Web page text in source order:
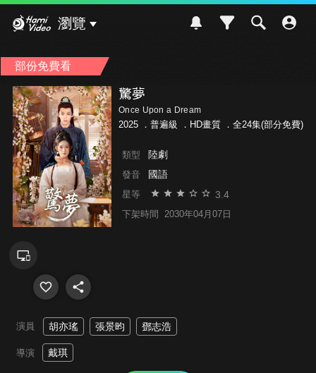
瀏覽
部份免費看
驚夢
Once Upon a Dream
2025 ． 普遍級 ．HD畫質 ．全24集(部分免費)
類型 陸劇
發音 國語
星等 3.4
下架時間 2030年04月07日
演員 胡亦瑤 張景昀 鄧志浩
導演 戴琪